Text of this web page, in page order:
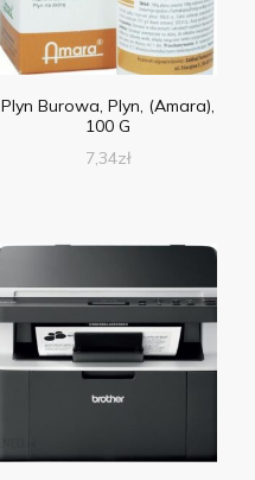
Plyn Burowa, Plyn, (Amara),
100 G
7,34zł